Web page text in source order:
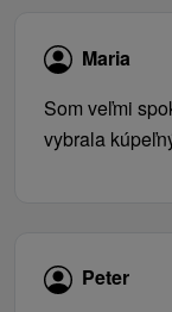
Maria
Som veľmi
vybrala
Peter